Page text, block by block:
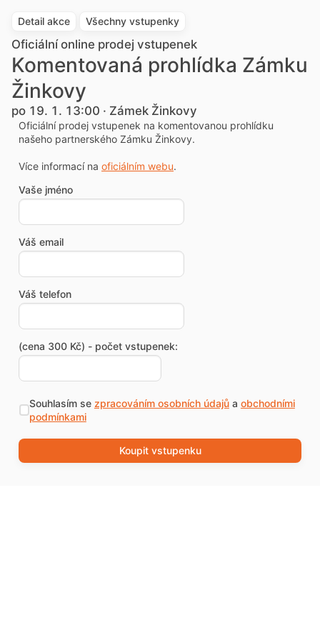
Detail akce Všechny vstupenky
Oficiální online prodej vstupenek
Komentovaná prohlídka Zámku
Žinkovy
po 19. 1. 13:00 · Zámek Žinkovy
Oficiální prodej vstupenek na komentovanou prohlídku
našeho partnerského Zámku Žinkovy.
Více informací na oficiálním webu.
Vaše jméno
Váš email
Váš telefon
(cena 300 Kč) - počet vstupenek:
Souhlasím se zpracováním osobních údajůa obchodními
podmínkami
Koupit vstupenku